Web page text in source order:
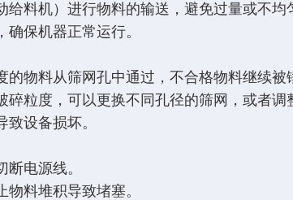
料机）进行物料的输送，避免过量或不均
确保机器正常运行。
物料从筛网孔中通过，不合格物料继续被
粒度，可以更换不同孔径的筛网，或者调
致设备损坏。
断电源线。
物料堆积导致堵塞。